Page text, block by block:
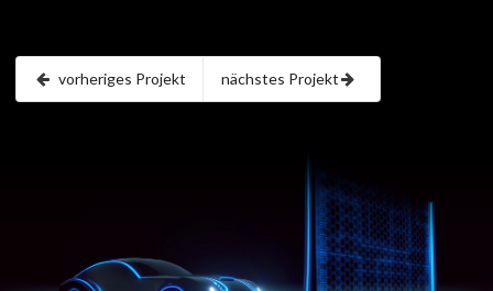
vorheriges Projekt nächstes Projekt